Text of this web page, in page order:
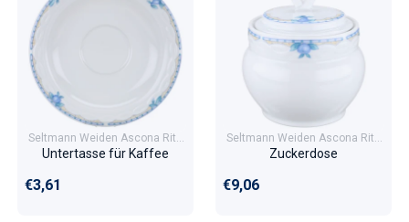
Seltmann Weiden Ascona Rita
33506
Untertasse für Kaffee
Normaler Preis
€3,61
Seltmann Weiden Ascona Rita
33506
Zuckerdose
Normaler Preis
€9,06